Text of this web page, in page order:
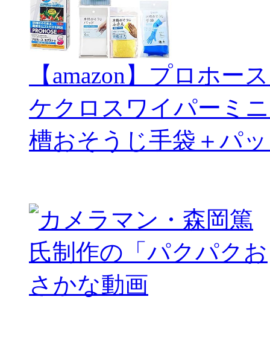
【amazon】プロホー
ケクロスワイパーミ
槽おそうじ手袋＋パ